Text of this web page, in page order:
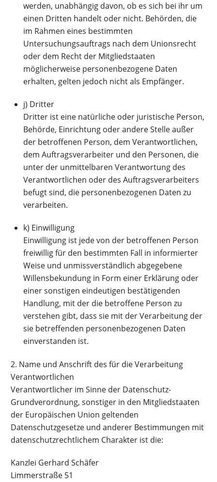
werden, unabhängig davon, ob es sich bei ihr um
einen Dritten handelt oder nicht. Behörden, die
im Rahmen eines bestimmten
Untersuchungsauftrags nach dem Unionsrecht
oder dem Recht der Mitgliedstaaten
möglicherweise personenbezogene Daten
erhalten, gelten jedoch nicht als Empfänger.
j) Dritter
Dritter ist eine natürliche oder juristische Person,
Behörde, Einrichtung oder andere Stelle außer
der betroffenen Person, dem Verantwortlichen,
dem Auftragsverarbeiter und den Personen, die
unter der unmittelbaren Verantwortung des
Verantwortlichen oder des Auftragsverarbeiters
befugt sind, die personenbezogenen Daten zu
verarbeiten.
k) Einwilligung
Einwilligung ist jede von der betroffenen Person
freiwillig für den bestimmten Fall in informierter
Weise und unmissverständlich abgegebene
Willensbekundung in Form einer Erklärung oder
einer sonstigen eindeutigen bestätigenden
Handlung, mit der die betroffene Person zu
verstehen gibt, dass sie mit der Verarbeitung der
sie betreffenden personenbezogenen Daten
einverstanden ist.
2. Name und Anschrift des für die Verarbeitung
Verantwortlichen
Verantwortlicher im Sinne der Datenschutz-
Grundverordnung, sonstiger in den Mitgliedstaaten
der Europäischen Union geltenden
Datenschutzgesetze und anderer Bestimmungen mit
datenschutzrechtlichem Charakter ist die:
Kanzlei Gerhard Schäfer
Limmerstraße 51